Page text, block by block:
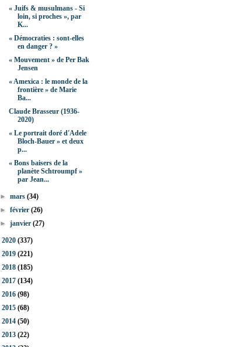
« Juifs & musulmans - Si
loin, si proches », par
K...
« Démocraties : sont-elles
en danger ? »
« Mouvement » de Per Bak
Jensen
« Amexica : le monde de la
frontière » de Marie
Ba...
Claude Brasseur (1936-
2020)
« Le portrait doré d'Adele
Bloch-Bauer » et deux
p...
« Bons baisers de la
planète Schtroumpf »
par Jean...
►mars(34)
►février(26)
►janvier(27)
2020 (337)
2019 (221)
2018 (185)
2017 (134)
2016 (98)
2015 (68)
2014 (50)
2013 (22)